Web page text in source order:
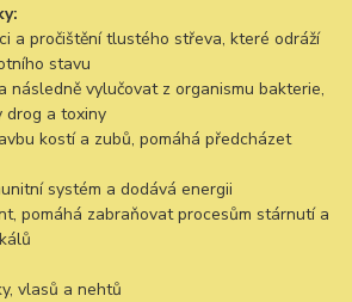
a pročištění tlustého střeva, které odráží
stavu
následně vylučovat z organismu bakterie,
drog a toxiny
kostí a zubů, pomáhá předcházet
systém a dodává energii
pomáhá zabraňovat procesům stárnutí a
vlasů a nehtů